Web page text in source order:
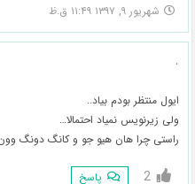
شهریور ۹, ۱۳۹۷ ۱۱:۴۹ ق.ظ
.
ایول منتظر بودم بیاد..
ولی زیرنویس نمیاد احتمالا…
راستی چرا هان هیو جو و کانگ دونگ
2 پاسخ